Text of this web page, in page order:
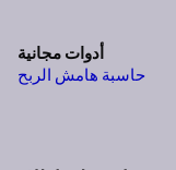
أدوات مجانية
حاسبة هامش الربح